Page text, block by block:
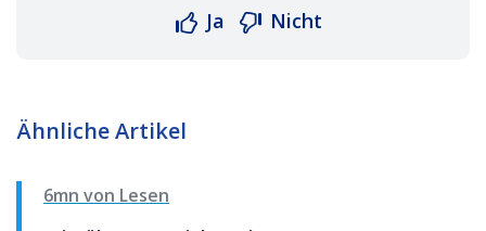
Ja
Nicht
Ähnliche Artikel
6mn von Lesen